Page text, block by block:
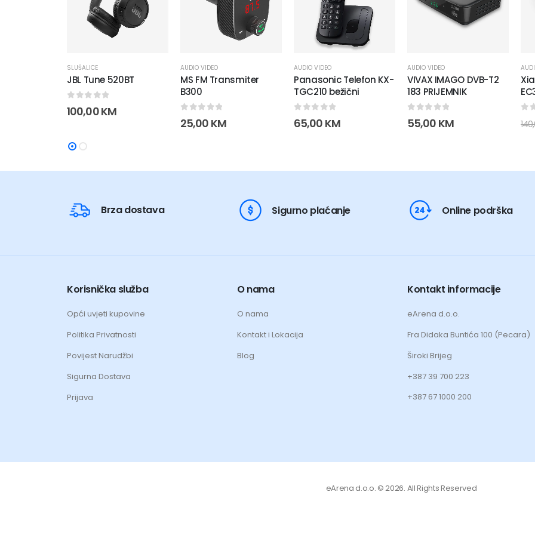
SLUŠALICE
JBL Tune 520BT
out of 5
100,00KM
AUDIO VIDEO
MS FM Transmiter
B300
out of 5
25,00 KM
AUDIO VIDEO
Panasonic Telefon KX-
TGC210 bežični
0 out of 5
65,00 KM
AUDIO VIDEO
VIVAX IMAGO DVB-T2
183 PRIJEMNIK
out of 5
55,00 KM
Brza dostava Sigurno plaćanje Online podrška
Korisnička služba
Opći uvjeti kupovine
Politika Privatnosti
Povijest Narudžbi
Sigurna Dostava
Prijava
O nama
O nama
Kontakt i Lokacija
Blog
Kontakt informacije
eArena d.o.o.
Fra Didaka Buntića 100 (Pecara)
Široki Brijeg
+387 39 700 223
+387 67 1000 200
eArena d.o.o. © 2026. All Rights Reserved